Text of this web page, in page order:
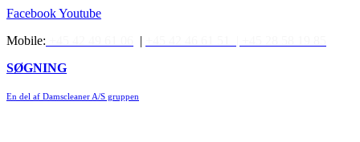
Videre
indhold
FacebookYoutube
Mobile:
|
SØGNING
En del af Damscleaner A/S gruppen